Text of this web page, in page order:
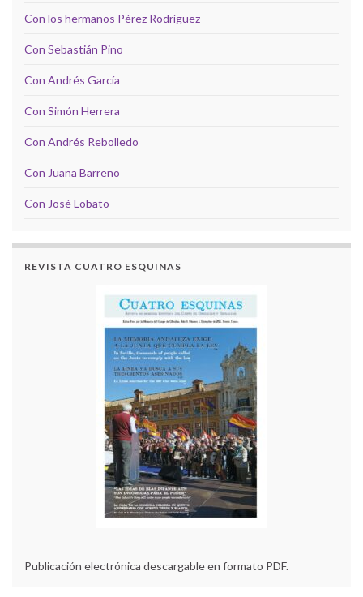
Con los hermanos Pérez Rodríguez
Con Sebastián Pino
Con Andrés García
Con Simón Herrera
Con Andrés Rebolledo
Con Juana Barreno
Con José Lobato
REVISTA CUATRO ESQUINAS
Publicación electrónica descargable en formato PDF.